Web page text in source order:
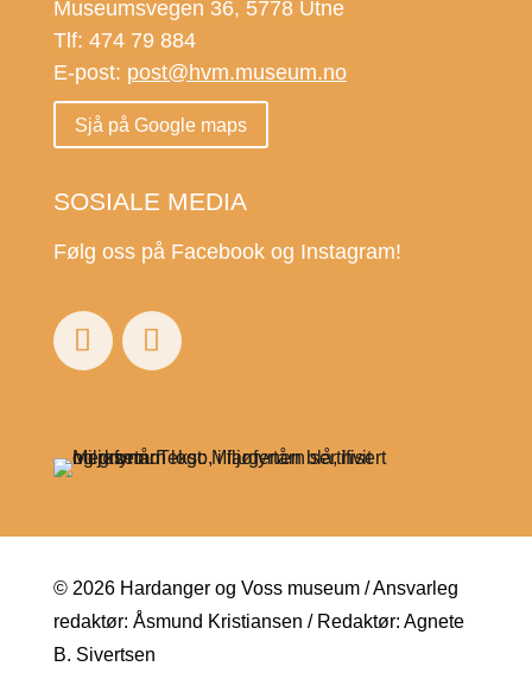
Museumsvegen 36, 5778 Utne
Tlf: 474 79 884
E-post: post@hvm.museum.no
Sjå på Google maps
SOSIALE MEDIA
Følg oss på Facebook og Instagram!
© 2026 Hardanger og Voss museum / Ansvarleg
redaktør: Åsmund Kristiansen / Redaktør: Agnete
B. Sivertsen